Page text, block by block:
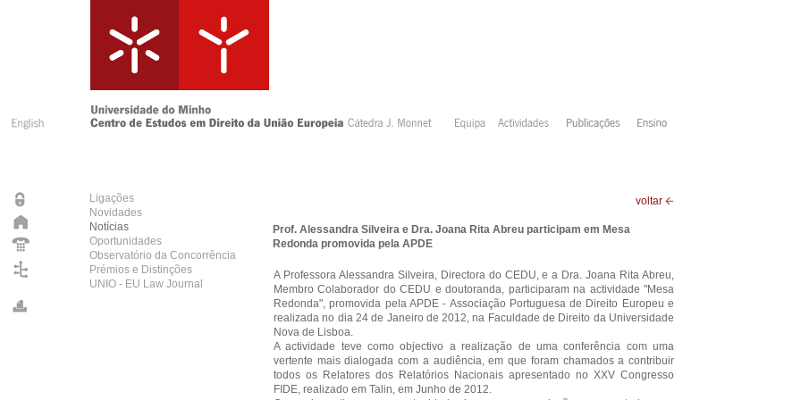
Ligações
Novidades
Notícias
Oportunidades
Observatório da Concorrência
Prémios e Distinções
UNIO - EU Law Journal
voltar
Prof. Alessandra Silveira e Dra. Joana Rita Abreu participam em Mesa
Redonda promovida pela APDE
A Professora Alessandra Silveira, Directora do CEDU, e a Dra. Joana Rita Abreu,
Membro Colaborador do CEDU e doutoranda, participaram na actividade "Mesa
Redonda", promovida pela APDE - Associação Portuguesa de Direito Europeu e
realizada no dia 24 de Janeiro de 2012, na Faculdade de Direito da Universidade
Nova de Lisboa.
A actividade teve como objectivo a realização de uma conferência com uma
vertente mais dialogada com a audiência, em que foram chamados a contribuir
todos os Relatores dos Relatórios Nacionais apresentado no XXV Congresso
FIDE, realizado em Talin, em Junho de 2012.